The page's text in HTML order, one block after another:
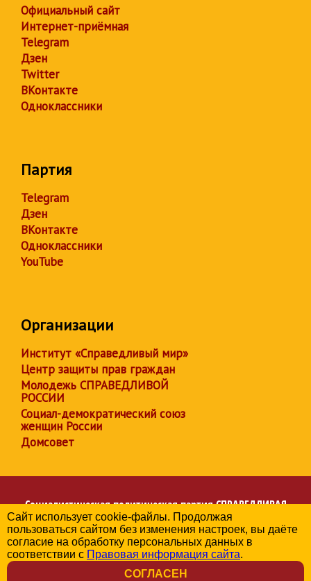
Официальный сайт
Интернет-приёмная
Telegram
Дзен
Twitter
ВКонтакте
Одноклассники
Партия
Telegram
Дзен
ВКонтакте
Одноклассники
YouTube
Организации
Институт «Справедливый мир»
Центр защиты прав граждан
Молодежь СПРАВЕДЛИВОЙ
РОССИИ
Социал-демократический союз
женщин России
Домсовет
Социалистическая политическая партияСПРАВЕДЛИВАЯ
РОССИЯ
Региональное отделение партии в Забайкальском крае
© 2006-2026
Политика в отношении обработки персональных данных
Сайт использует cookie-файлы. Продолжая
пользоваться сайтом без изменения настроек, вы даёте
согласие на обработку персональных данных в
соответствии с Правовая информация сайта.
СОГЛАСЕН